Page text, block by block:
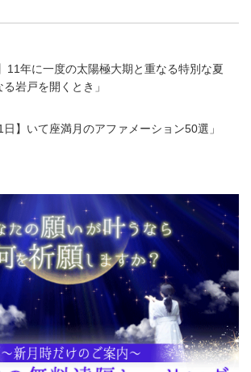
11年に一度の太陽極大期と重なる特別な夏
岩戸を開くとき 」
日】いて座満月のアファメーション50選 」